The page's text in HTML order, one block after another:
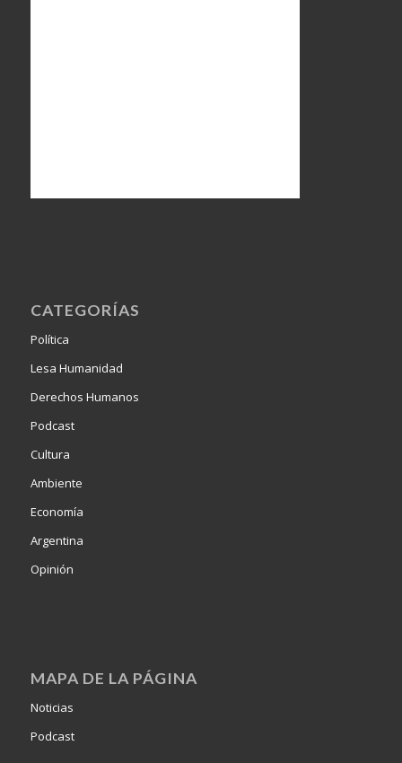
CATEGORÍAS
Política
Lesa Humanidad
Derechos Humanos
Podcast
Cultura
Ambiente
Economía
Argentina
Opinión
MAPA DE LA PÁGINA
Noticias
Podcast